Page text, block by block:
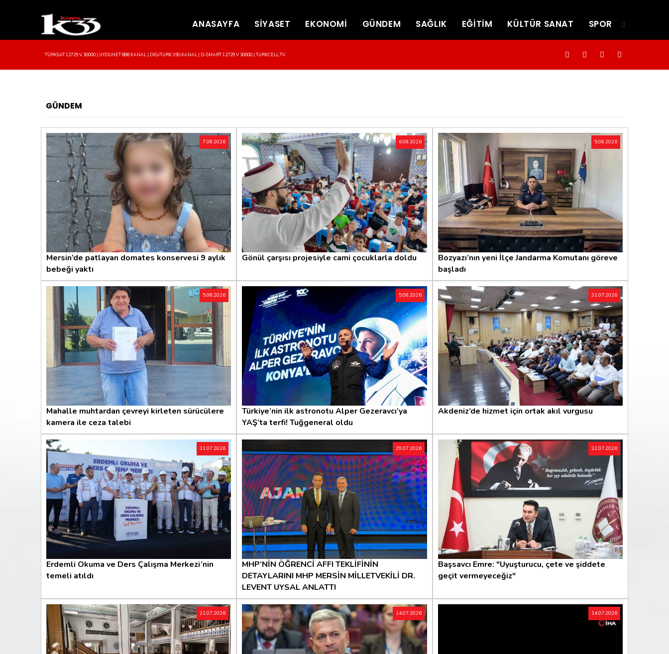
ANASAYFA SİYASET EKONOMİ GÜNDEM SAĞLIK EĞİTİM KÜLTÜR SANAT SPOR
TÜRKSAT 12729 V 30000 | UYDUNET 888.KANAL | DIGITURK 190.KANAL | D-SMART 12729 V 30000 | TURKCELL TV
GÜNDEM
7.08.2026
Mersin’de patlayan domates konservesi 9 aylık
bebeği yaktı
6.08.2026
Gönül çarşısı projesiyle cami çocuklarla doldu
5.08.2026
Bozyazı’nın yeni İlçe Jandarma Komutanı göreve
başladı
5.08.2026
Mahalle muhtardan çevreyi kirleten sürücülere
kamera ile ceza talebi
5.08.2026
Türkiye’nin ilk astronotu Alper Gezeravcı’ya
YAŞ’ta terfi! Tuğgeneral oldu
31.07.2026
Akdeniz’de hizmet için ortak akıl vurgusu
31.07.2026
Erdemli Okuma ve Ders Çalışma Merkezi’nin
temeli atıldı
29.07.2026
MHP’NİN ÖĞRENCİ AFFI TEKLİFİNİN
DETAYLARINI MHP MERSİN MİLLETVEKİLİ DR.
LEVENT UYSAL ANLATTI
22.07.2026
Başsavcı Emre: "Uyuşturucu, çete ve şiddete
geçit vermeyeceğiz"
21.07.2026 14.07.2026 14.07.2026